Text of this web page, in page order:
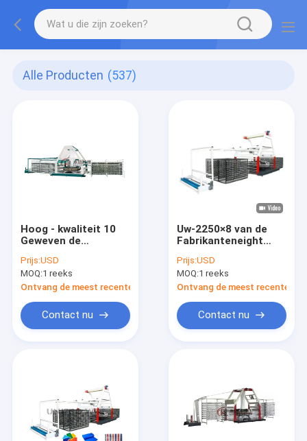
Alle Producten (537)
Hoog - kwaliteit 10
Geweven de
het Pendel
Cirkelweefgetouw
Machine
Prijs:USD
MOQ:1 reeks
Ontvang de meest recente Prijs
Contact nu
Uw-2250×8 van de
Fabrikanteneight
China het
Weefgetouwmachine
voor Geweven
Zakken
Prijs:USD
MOQ:1 reeks
Ontvang de meest recente
Contact nu